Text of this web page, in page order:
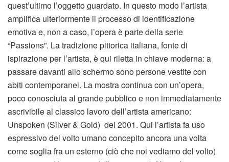
quest’ultimo l’oggetto guardato. In questo modo l’artista
amplifica ulteriormente il processo di identificazione
emotiva e, non a caso, l’opera è parte della serie
“Passions”. La tradizione pittorica italiana, fonte di
ispirazione per l’artista, è qui riletta in chiave moderna: a
passare davanti allo schermo sono persone vestite con
abiti contemporanei. La mostra continua con un’opera,
poco conosciuta al grande pubblico e non immediatamente
ascrivibile al classico lavoro dell’artista americano:
Unspoken (Silver & Gold) del 2001. Qui l’artista fa uso
espressivo del volto umano concepito ancora una volta
come soglia fra un esterno (ciò che noi vediamo del volto)